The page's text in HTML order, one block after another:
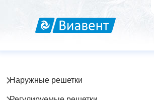
Наружные решетки